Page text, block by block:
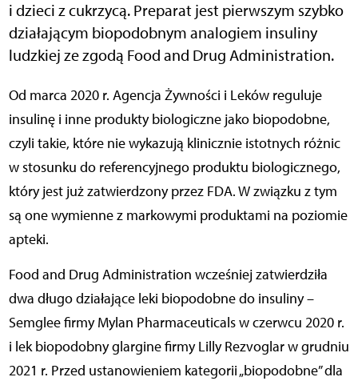
i dzieci z cukrzycą. Preparat jest pierwszym szybko
działającym biopodobnym analogiem insuliny
ludzkiej ze zgodą Food and Drug Administration.
Od marca 2020 r. Agencja Żywności i Leków reguluje
insulinę i inne produkty biologiczne jako biopodobne,
czyli takie, które nie wykazują klinicznie istotnych różnic
w stosunku do referencyjnego produktu biologicznego,
który jest już zatwierdzony przez FDA. W związku z tym
są one wymienne z markowymi produktami na poziomie
apteki.
Food and Drug Administration wcześniej zatwierdziła
dwa długo działające leki biopodobne do insuliny –
Semglee firmy Mylan Pharmaceuticals w czerwcu 2020 r.
i lek biopodobny glargine firmy Lilly Rezvoglar w grudniu
2021 r. Przed ustanowieniem kategorii „biopodobne” dla